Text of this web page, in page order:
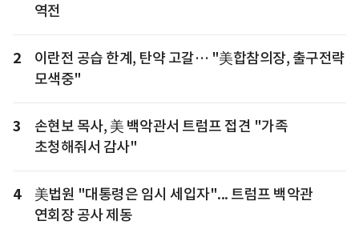
역전
2
이란전 공습 한계, 탄약 고갈… "美합참의장, 출구전략
모색중"
3
손현보 목사, 美 백악관서 트럼프 접견 "가족
초청해줘서 감사"
4
美법원 "대통령은 임시 세입자"... 트럼프 백악관
연회장 공사 제동